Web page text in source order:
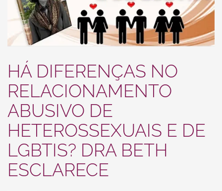
HÁ DIFERENÇAS NO
RELACIONAMENTO
ABUSIVO DE
HETEROSSEXUAIS E DE
LGBTIS? DRA BETH
ESCLARECE